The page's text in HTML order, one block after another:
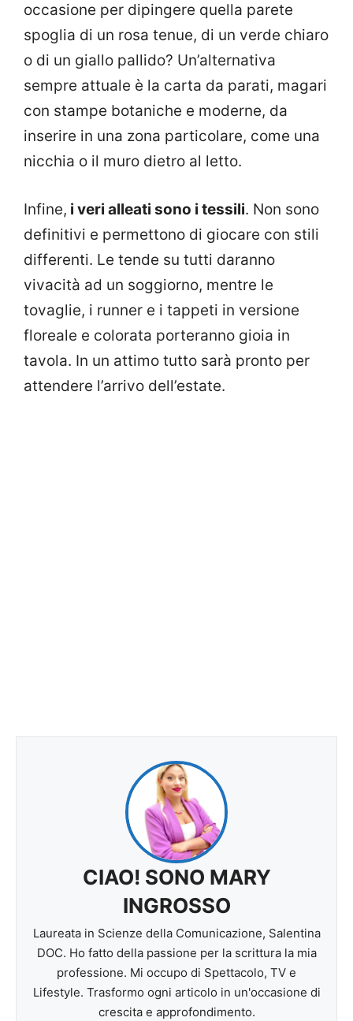
occasione per dipingere quella parete
spoglia di un rosa tenue, di un verde chiaro
o di un giallo pallido? Un’alternativa
sempre attuale è la carta da parati, magari
con stampe botaniche e moderne, da
inserire in una zona particolare, come una
nicchia o il muro dietro al letto.
Infine, i veri alleati sono i tessili. Non sono
definitivi e permettono di giocare con stili
differenti. Le tende su tutti daranno
vivacità ad un soggiorno, mentre le
tovaglie, i runner e i tappeti in versione
floreale e colorata porteranno gioia in
tavola. In un attimo tutto sarà pronto per
attendere l’arrivo dell’estate.
CIAO! SONO MARY
INGROSSO
Laureata in Scienze della Comunicazione, Salentina
DOC. Ho fatto della passione per la scrittura la mia
professione. Mi occupo di Spettacolo, TV e
Lifestyle. Trasformo ogni articolo in un'occasione di
crescita e approfondimento.